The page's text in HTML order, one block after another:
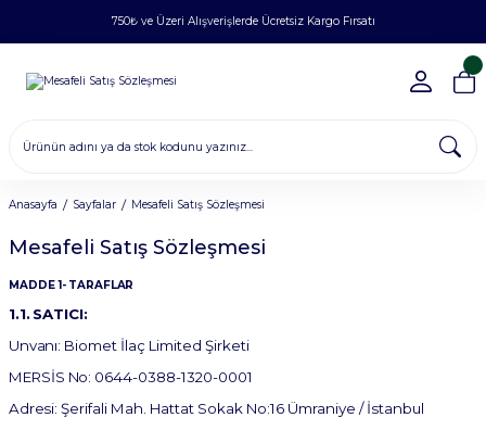
750₺ ve Üzeri Alışverişlerde Ücretsiz Kargo Fırsatı
Anasayfa Sayfalar Mesafeli Satış Sözleşmesi
Mesafeli Satış Sözleşmesi
MADDE 1- TARAFLAR
1.1. SATICI:
Unvanı: Biomet İlaç Limited Şirketi
MERSİS No: 0644-0388-1320-0001
Adresi: Şerifali Mah. Hattat Sokak No:16 Ümraniye / İstanbul